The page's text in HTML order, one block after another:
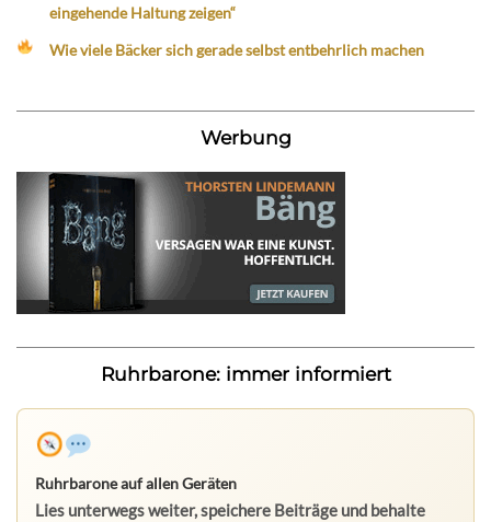
eingehende Haltung zeigen“
Wie viele Bäcker sich gerade selbst entbehrlich machen
Werbung
Ruhrbarone: immer informiert
Ruhrbarone auf allen Geräten
Lies unterwegs weiter, speichere Beiträge und behalte